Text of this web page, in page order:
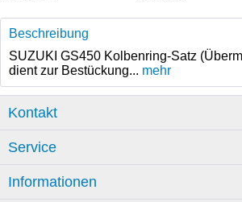
Beschreibung
SUZUKI GS450 Kolbenring-Satz
dient zur Bestückung... mehr
Kontakt
Service
Informationen